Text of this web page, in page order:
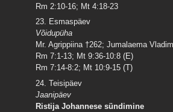
Rm 2:10-16; Mt 4:18-23
23. Esmaspäev
Võidupüha
Mr. Agrippiina †262; Jumalaema
Rm 7:1-13; Mt 9:36-10:8 (E)
Rm 7:14-8:2; Mt 10:9-15 (T)
24. Teisipäev
Jaanipäev
Ristija Johannese sündimine